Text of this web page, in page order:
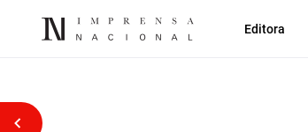
Editora
Voltar atrás